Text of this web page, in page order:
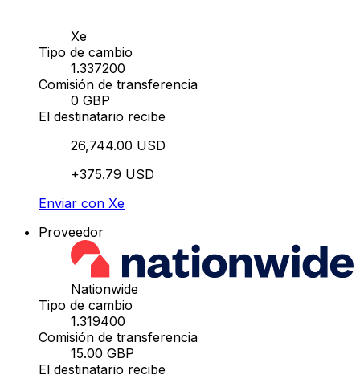
Xe
Tipo de cambio
1.337200
Comisión de transferencia
0 GBP
El destinatario recibe
26,744.00 USD
+375.79 USD
Enviar con Xe
Proveedor
Nationwide
Tipo de cambio
1.319400
Comisión de transferencia
15.00 GBP
El destinatario recibe